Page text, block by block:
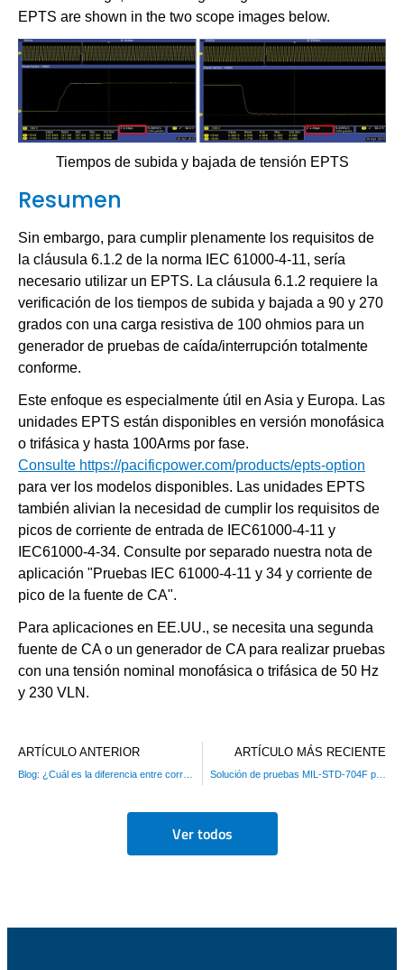
EPTS are shown in the two scope images below.
Tiempos de subida y bajada de tensión EPTS
Resumen
Sin embargo, para cumplir plenamente los requisitos de
la cláusula 6.1.2 de la norma IEC 61000-4-11, sería
necesario utilizar un EPTS. La cláusula 6.1.2 requiere la
verificación de los tiempos de subida y bajada a 90 y 270
grados con una carga resistiva de 100 ohmios para un
generador de pruebas de caída/interrupción totalmente
conforme.
Este enfoque es especialmente útil en Asia y Europa. Las
unidades EPTS están disponibles en versión monofásica
o trifásica y hasta 100Arms por fase.
Consulte https://pacificpower.com/products/epts-option
para ver los modelos disponibles. Las unidades EPTS
también alivian la necesidad de cumplir los requisitos de
picos de corriente de entrada de IEC61000-4-11 y
IEC61000-4-34. Consulte por separado nuestra nota de
aplicación "Pruebas IEC 61000-4-11 y 34 y corriente de
pico de la fuente de CA".
Para aplicaciones en EE.UU., se necesita una segunda
fuente de CA o un generador de CA para realizar pruebas
con una tensión nominal monofásica o trifásica de 50 Hz
y 230 VLN.
ARTÍCULO ANTERIOR
Blog: ¿Cuál es la diferencia entre corriente de irrupción y corriente de pico?
ARTÍCULO MÁS RECIENTE
Solución de pruebas MIL-STD-704F para aviónica
Ver todos